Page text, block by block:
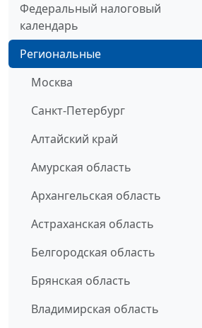
Федеральный налоговый
календарь
Региональные
Москва
Санкт-Петербург
Алтайский край
Амурская область
Архангельская область
Астраханская область
Белгородская область
Брянская область
Владимирская область